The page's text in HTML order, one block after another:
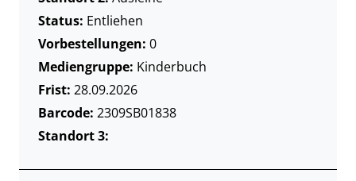
Status: Entliehen
Vorbestellungen: 0
Mediengruppe: Kinderbuch
Frist: 28.09.2026
Barcode: 2309SB01838
Standort 3: